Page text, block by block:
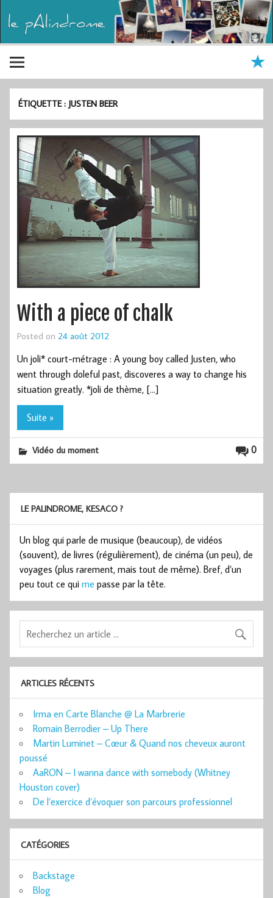
ÉTIQUETTE : JUSTEN BEER
With a piece of chalk
Posted on 24 août 2012
Un joli* court-métrage : A young boy called Justen, who
went through doleful past, discoveres a way to change his
situation greatly. *joli de thème, […]
Suite »
0
Vidéo du moment
LE PALINDROME, KESACO ?
Un blog qui parle de musique (beaucoup), de vidéos
(souvent), de livres (régulièrement), de cinéma (un peu), de
voyages (plus rarement, mais tout de même). Bref, d’un
peu tout ce qui me passe par la tête.
ARTICLES RÉCENTS
Irma en Carte Blanche @ La Marbrerie
Romain Berrodier – Up There
Martin Luminet – Cœur & Quand nos cheveux auront
poussé
AaRON – I wanna dance with somebody (Whitney
Houston cover)
De l’exercice d’évoquer son parcours professionnel
CATÉGORIES
Backstage
Blog